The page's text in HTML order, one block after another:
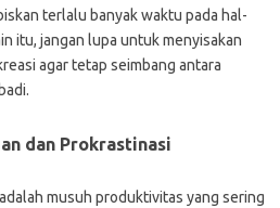
terlalu banyak waktu pada hal-
itu, jangan lupa untuk menyisakan
agar tetap seimbang antara
dan Prokrastinasi
musuh produktivitas yang sering